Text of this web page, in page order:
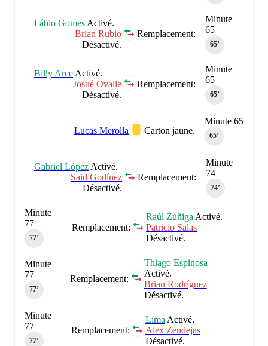
Minute
65
65‎’‎
Remplacement:
Fábio Gomes Activé.
Brian Rubio
Désactivé.
Minute
65
65‎’‎
Remplacement:
Billy Arce Activé.
Josué Ovalle
Désactivé.
Minute 65
65‎’‎
Carton jaune.
Lucas Merolla
Minute
74
74‎’‎
Remplacement:
Gabriel López Activé.
Said Godínez
Désactivé.
Remplacement:
Raúl Zúñiga Activé.
Patricio Salas
Désactivé.
Minute
77
77‎’‎
Remplacement:
Thiago Espinosa
Activé.
Brian Rodríguez
Désactivé.
Minute
77
77‎’‎
Remplacement:
Lima Activé.
Alex Zendejas
Désactivé.
Minute
77
77‎’‎